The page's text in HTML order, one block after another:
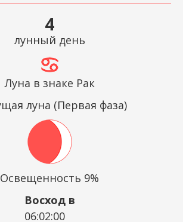
4
лунный день
Луна в знаке Рак
луна (Первая фаза)
Освещенность 9%
Восход в
06:02:00